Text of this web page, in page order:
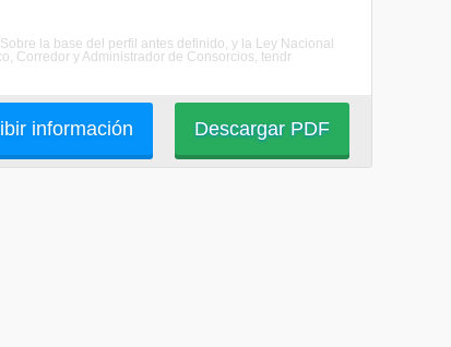
la base del perfil antes definido, y la Ley Nacional
Corredor y Administrador de Consorcios, tendr
Descargar PDF
información